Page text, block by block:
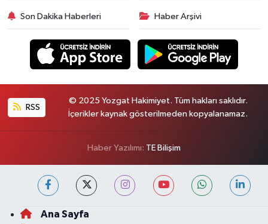
Son Dakika Haberleri Haber Arşivi
RSS
© 2025 Yozgat Hakimiyet. Tüm hakları saklıdır.
İçerikler kaynak gösterilmeden kopyalanamaz.
Haber Yazılımı: TE Bilişim
Ana Sayfa